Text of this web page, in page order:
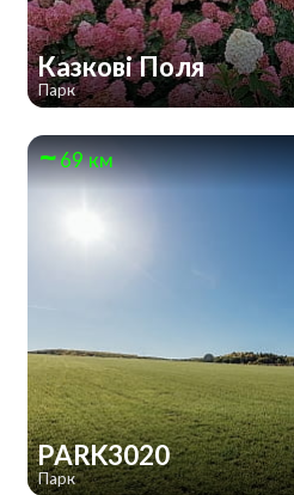
Казкові Поля
Парк
69 км
PARK3020
Парк